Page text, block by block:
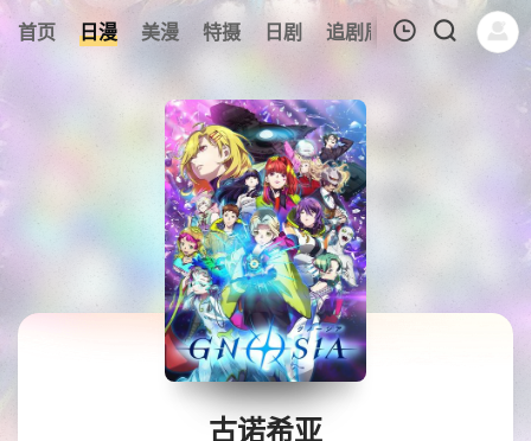
首页 日漫 美漫 特摄 日剧 追剧周表 今日更新
0
我的观影记录
暂无观看影片的记录
古诺希亚